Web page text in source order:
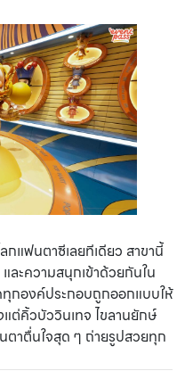
ลกแฟนตาซีเลยทีเดียว สาขานี้
ละความสนุกเข้าด้วยกันใน
ทุกองค์ประกอบถูกออกแบบให้
ต่คิ้วบัววินเทจ ไขลานยักษ์
าตื่นใจสุด ๆ ถ่ายรูปสวยทุก